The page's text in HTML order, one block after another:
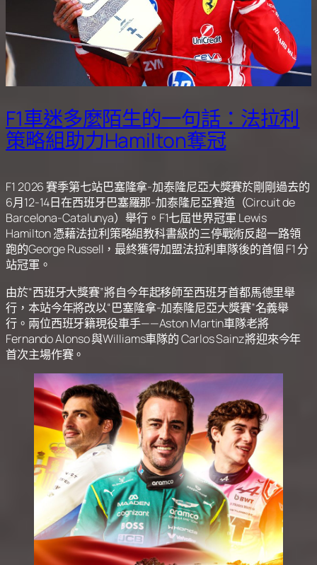
F1車迷多麼陌生的一句話：法拉利
策略組助力Hamilton奪冠
F1 2026 賽季第七站巴塞隆拿-加泰隆尼亞大獎賽於剛剛過去的
6月12-14日在西班牙巴塞羅那-加泰隆尼亞賽道（Circuit de
Barcelona-Catalunya）舉行。F1七屆世界冠軍 Lewis
Hamilton 憑藉法拉利策略組教科書級的三停戰術反超一路領
跑的George Russell，最終獲得加盟法拉利車隊後的首個 F1 分
站冠軍。
由於“西班牙大獎賽”將自今年起移師至西班牙首都馬德里舉
行，本站今年將改以“巴塞隆拿-加泰隆尼亞大獎賽”名義舉
行。兩位西班牙籍現役車手——Aston Martin車隊老將
Fernando Alonso 與Williams車隊的 Carlos Sainz將迎來今年
首次主場作賽。